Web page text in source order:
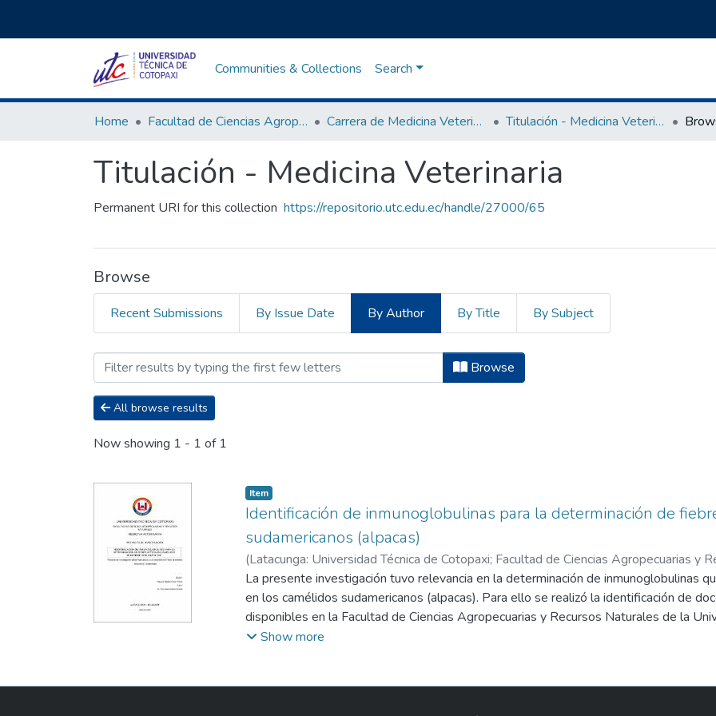
Communities & Collections Search
Home Facultad de Ciencias Agropecuarias y Recursos Naturales Carrera de Medicina Veterinaria Titulación - Medicina Veterinaria
Titulación - Medicina Veterinaria
Permanent URI for this collection https://repositorio.utc.edu.ec/handle/27000/65
Browse
Recent Submissions By Issue Date By Author By Title By Subject
Browsing Titulación - Medicina Veterinaria by Author "Aguaiza
Browse
All browse results
Now showing 1 - 1 of 1
Item
Identificación de inmunoglobulinas para la determinación de
sudamericanos (alpacas)
(Latacunga: Universidad Técnica de Cotopaxi; Facultad de Ciencias Agropecuarias y
Ingeniería Agronómica,2017-03)Aguaiza Aguaiza, Oscar Vinicio ;Pino Panchi, Edwin
La presente investigación tuvo relevancia en la determinación de inmunoglobulinas
en los camélidos sudamericanos (alpacas). Para ello se realizó la identificación de
disponibles en la Facultad de Ciencias Agropecuarias y Recursos Naturales de la
sirvieron para la aplicación de la vacuna contra la Fiebre aftosa objeto de estudio. En
Show more